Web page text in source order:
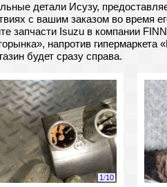
детали Исузу,
с вашим заказом во время
запчасти Isuzu в компании
напротив гипермаркета
будет сразу справа.
1/10